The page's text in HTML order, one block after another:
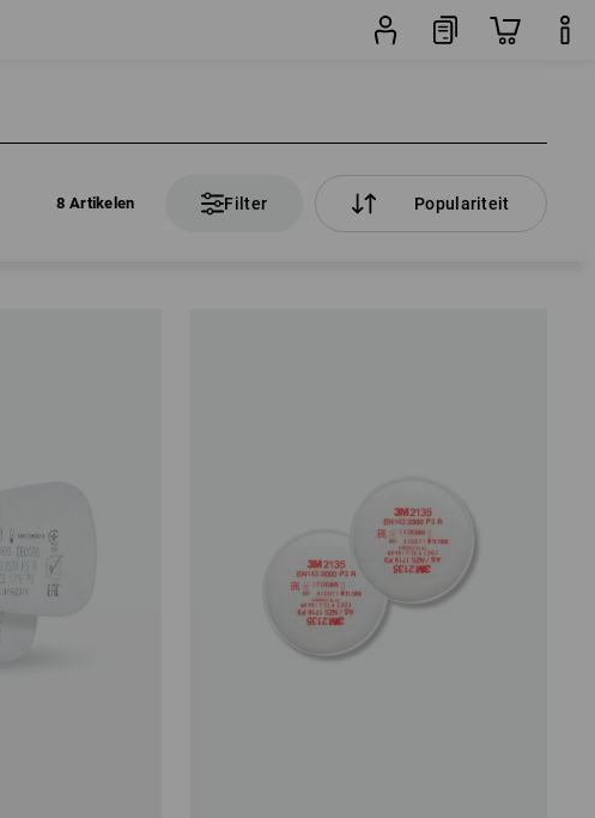
8 Artikelen Filter Populariteit